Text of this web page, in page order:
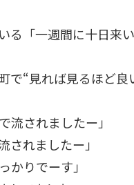
る「一週間に十日来
で“見れば見るほど
流されましたー」
されましたー」
かりでーす」